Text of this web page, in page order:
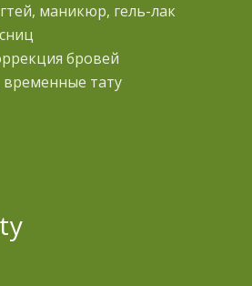
маникюр, гель-лак
бровей
тату